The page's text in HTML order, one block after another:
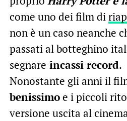
come uno dei film di
non è un caso neanche
passati al botteghino
segnare incassi record.
Nonostante gli anni il
benissimoe i piccoli
versione uscita al